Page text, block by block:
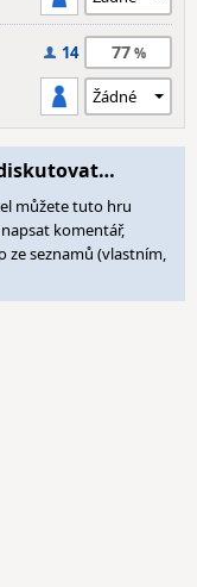
14 77
můžete tuto hru
komentář,
ze seznamů (vlastním,